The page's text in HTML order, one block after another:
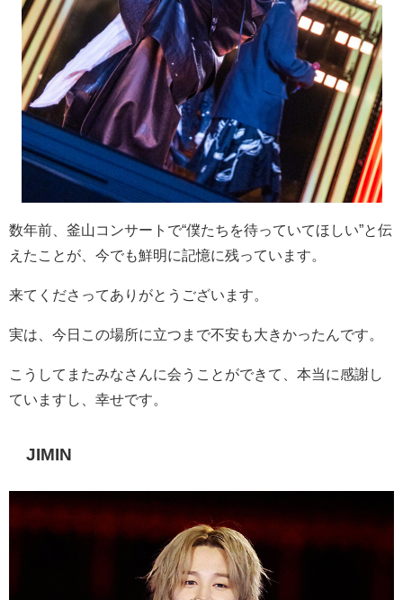
数年前、釜山コンサートで“僕たちを待っていてほしい”と伝
えたことが、今でも鮮明に記憶に残っています。
来てくださってありがとうございます。
実は、今日この場所に立つまで不安も大きかったんです。
こうしてまたみなさんに会うことができて、本当に感謝し
ていますし、幸せです。
JIMIN